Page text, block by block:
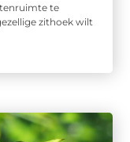
te
zithoek wilt